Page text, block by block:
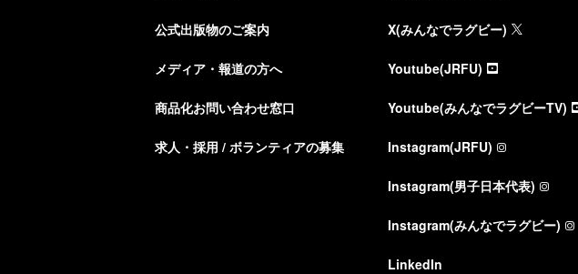
公式出版物のご案内
メディア・報道の方へ
商品化お問い合わせ窓口
求人・採用 / ボランティアの募集
X(みんなでラグビー)
Youtube(JRFU)
Youtube(みんなでラグビーTV)
Instagram(JRFU)
Instagram(男子日本代表)
Instagram(みんなでラグビー)
LinkedIn